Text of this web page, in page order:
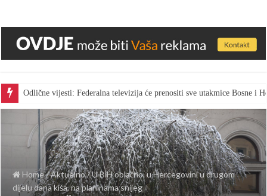
Odlične vijesti: Federalna televizija će prenositi sve utakmice Bosne i
Home/Aktuelno/U BiH oblačno, u Hercegovini u drugom
dijelu dana kiša, na planinama snijeg